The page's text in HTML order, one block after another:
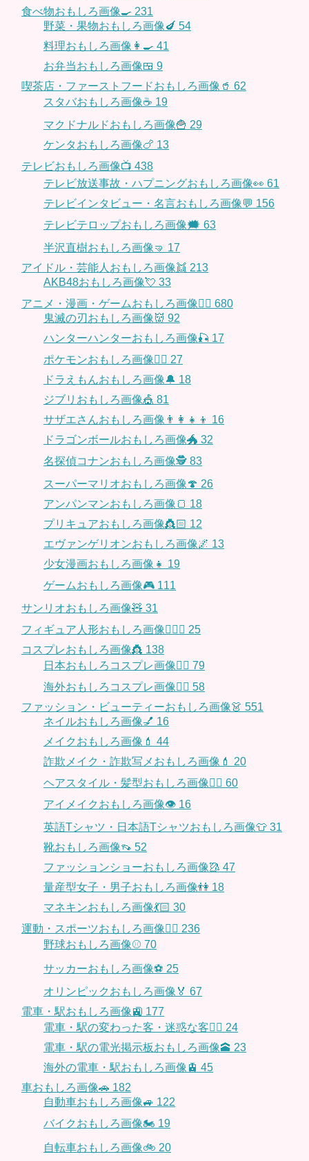
食べ物おもしろ画像🍳 231
野菜・果物おもしろ画像🍆 54
料理おもしろ画像👩‍🍳 41
お弁当おもしろ画像🍱 9
喫茶店・ファーストフードおもしろ画像🥤 62
スタバおもしろ画像☕️ 19
マクドナルドおもしろ画像🍟 29
ケンタおもしろ画像🍗 13
テレビおもしろ画像📺 438
テレビ放送事故・ハプニングおもしろ画像👀 61
テレビインタビュー・名言おもしろ画像💬 156
テレビテロップおもしろ画像🗯 63
半沢直樹おもしろ画像🤜 17
アイドル・芸能人おもしろ画像👯 213
AKB48おもしろ画像💘 33
アニメ・漫画・ゲームおもしろ画像🧚‍♀️ 680
鬼滅の刃おもしろ画像👹 92
ハンターハンターおもしろ画像🎣 17
ポケモンおもしろ画像🤹‍♂️ 27
ドラえもんおもしろ画像🔔 18
ジブリおもしろ画像🎪 81
サザエさんおもしろ画像👨‍👩‍👧‍👦 16
ドラゴンボールおもしろ画像🐲 32
名探偵コナンおもしろ画像🕵️ 83
スーパーマリオおもしろ画像🍄 26
アンパンマンおもしろ画像🍞 18
プリキュアおもしろ画像👸🏻 12
エヴァンゲリオンおもしろ画像🌌 13
少女漫画おもしろ画像👧 19
ゲームおもしろ画像🎮 111
サンリオおもしろ画像🧸 31
フィギュア人形おもしろ画像🧍🏼‍♂️ 25
コスプレおもしろ画像👸 138
日本おもしろコスプレ画像🧝‍♀️ 79
海外おもしろコスプレ画像🧝‍♂️ 58
ファッション・ビューティーおもしろ画像👗 551
ネイルおもしろ画像💅 16
メイクおもしろ画像💄 44
詐欺メイク・詐欺写メおもしろ画像💄 20
ヘアスタイル・髪型おもしろ画像👱‍♀️ 60
アイメイクおもしろ画像👁 16
英語Tシャツ・日本語Tシャツおもしろ画像👕 31
靴おもしろ画像👡 52
ファッションショーおもしろ画像🥻 47
量産型女子・男子おもしろ画像👫 18
マネキンおもしろ画像💃🏻 30
運動・スポーツおもしろ画像🏃‍♂️ 236
野球おもしろ画像⚾ 70
サッカーおもしろ画像⚽️ 25
オリンピックおもしろ画像🏅 67
電車・駅おもしろ画像🚉 177
電車・駅の変わった客・迷惑な客🤦‍♀️ 24
電車・駅の電光掲示板おもしろ画像🕋 23
海外の電車・駅おもしろ画像🚊 45
車おもしろ画像🚗 182
自動車おもしろ画像🚙 122
バイクおもしろ画像🏍 19
自転車おもしろ画像🚲 20